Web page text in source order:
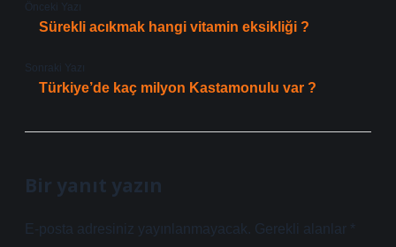
Önceki Yazı
Sürekli acıkmak hangi vitamin eksikliği ?
Sonraki Yazı
Türkiye’de kaç milyon Kastamonulu var ?
Bir yanıt yazın
E-posta adresiniz yayınlanmayacak. Gerekli alanlar *